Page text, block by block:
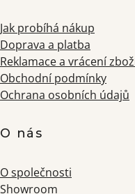
Jak probíhá nákup
Doprava a platba
Reklamace a vrácení
Obchodní podmínky
Ochrana osobních údajů
O nás
O společnosti
Showroom